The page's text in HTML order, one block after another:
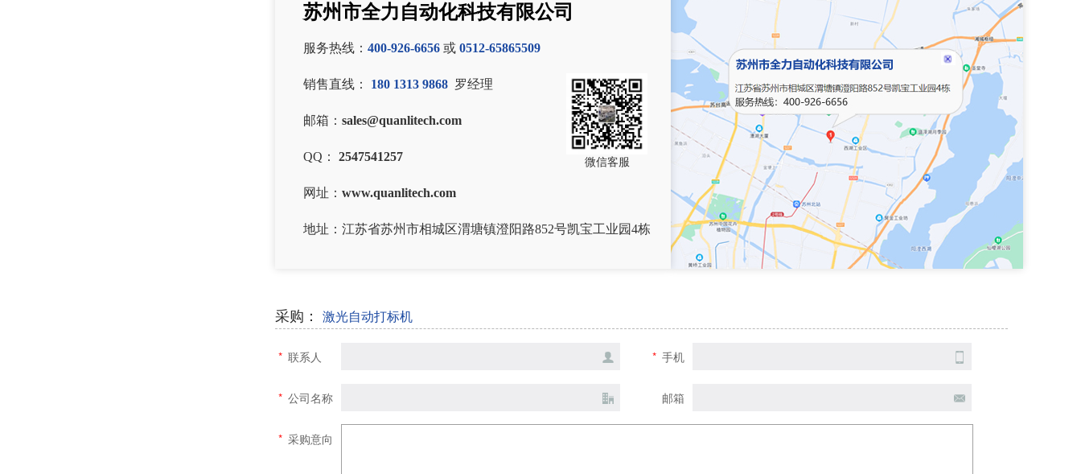
苏州市全力自动化科技有限公司
服务热线： 400-926-6656 或 0512-65865509
销售直线： 180 1313 9868 罗经理
邮箱： sales@quanlitech.com
QQ： 2547541257
网址： www.quanlitech.com
地址：江苏省苏州市相城区渭塘镇澄阳路852号凯宝工业园4栋
微信客服
采购： 激光自动打标机
联系人
* 手机
*
公司名称
* 邮箱
采购意向
*